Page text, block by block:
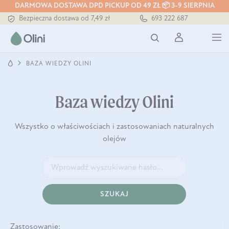
DARMOWA DOSTAWA DPD PICKUP OD 49 ZŁ 📦 3-9 SIERPNIA
Tłoczony zawsze na zimno
Bezpieczna dostawa od 7,49 zł
Tłoczony zawsze na zimno
693 222 687
BAZA WIEDZY OLINI
Baza wiedzy Olini
Wszystko o właściwościach i zastosowaniach naturalnych
olejów
SZUKAJ
Zastosowanie: